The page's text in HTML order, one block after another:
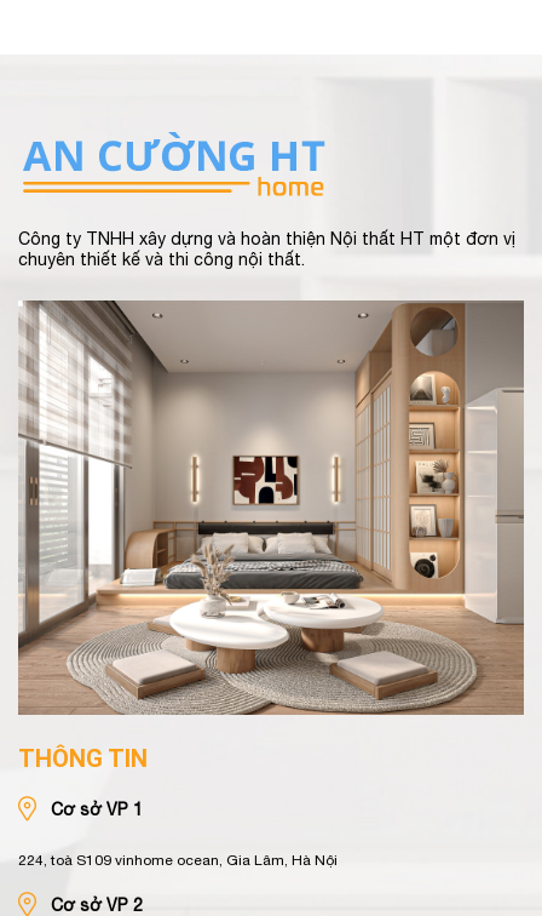
Công ty TNHH xây dựng và hoàn thiện Nội thất HT một đơn vị
chuyên thiết kế và thi công nội thất.
THÔNG TIN
Cơ sở VP 1
224, toà S109 vinhome ocean, Gia Lâm, Hà Nội
Cơ sở VP 2